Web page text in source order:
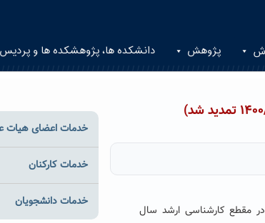
پژوهش دانشکده ها، پژوهشکده ها و پردیس
مقطع کارشناسی ارشد سال
خدمات اعضای هیات
خدمات کارکنان
خدمات دانشجویان